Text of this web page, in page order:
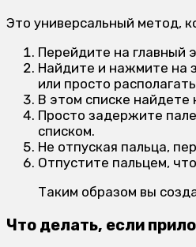
Это универсальный метод,
Перейдите на главный
Найдите и нажмите на
или просто
В этом списке
Просто задержите
списком.
Не отпуская пальца,
Отпустите пальцем,
Таким образом вы
Что делать, если